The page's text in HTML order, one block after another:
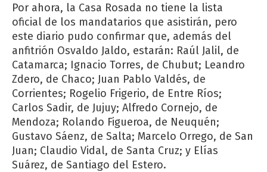
Por ahora, la Casa Rosada no tiene la lista
oficial de los mandatarios que asistirán, pero
este diario pudo confirmar que, además del
anfitrión Osvaldo Jaldo, estarán: Raúl Jalil, de
Catamarca; Ignacio Torres, de Chubut; Leandro
Zdero, de Chaco; Juan Pablo Valdés, de
Corrientes; Rogelio Frigerio, de Entre Ríos;
Carlos Sadir, de Jujuy; Alfredo Cornejo, de
Mendoza; Rolando Figueroa, de Neuquén;
Gustavo Sáenz, de Salta; Marcelo Orrego, de San
Juan; Claudio Vidal, de Santa Cruz; y Elías
Suárez, de Santiago del Estero.